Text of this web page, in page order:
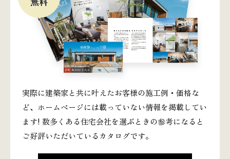
実際に建築家と共に叶えたお客様の施工例・価格な
ど、ホームページには載っていない情報を掲載してい
ます! 数多くある住宅会社を選ぶときの参考になると
ご好評いただいているカタログです。